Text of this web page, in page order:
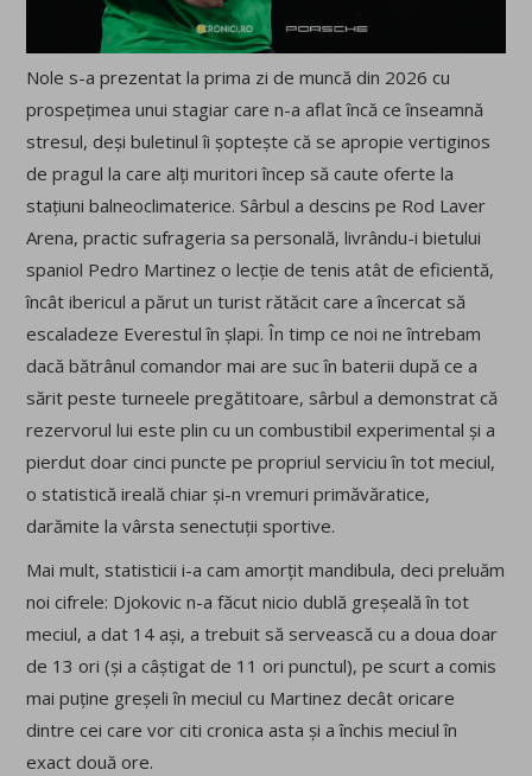
Nole s-a prezentat la prima zi de muncă din 2026 cu
prospețimea unui stagiar care n-a aflat încă ce înseamnă
stresul, deși buletinul îi șoptește că se apropie vertiginos
de pragul la care alți muritori încep să caute oferte la
stațiuni balneoclimaterice. Sârbul a descins pe Rod Laver
Arena, practic sufrageria sa personală, livrându-i bietului
spaniol Pedro Martinez o lecție de tenis atât de eficientă,
încât ibericul a părut un turist rătăcit care a încercat să
escaladeze Everestul în șlapi. În timp ce noi ne întrebam
dacă bătrânul comandor mai are suc în baterii după ce a
sărit peste turneele pregătitoare, sârbul a demonstrat că
rezervorul lui este plin cu un combustibil experimental și a
pierdut doar cinci puncte pe propriul serviciu în tot meciul,
o statistică ireală chiar și-n vremuri primăvăratice,
darămite la vârsta senectuții sportive.
Mai mult, statisticii i-a cam amorțit mandibula, deci preluăm
noi cifrele: Djokovic n-a făcut nicio dublă greșeală în tot
meciul, a dat 14 ași, a trebuit să servească cu a doua doar
de 13 ori (și a câștigat de 11 ori punctul), pe scurt a comis
mai puține greșeli în meciul cu Martinez decât oricare
dintre cei care vor citi cronica asta și a închis meciul în
exact două ore.